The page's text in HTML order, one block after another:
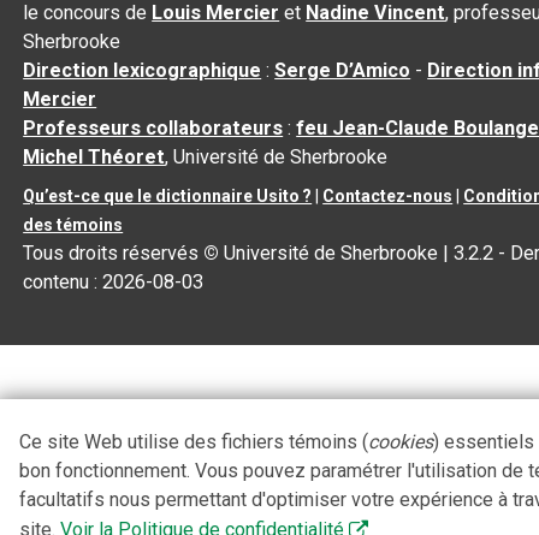
le concours de Louis Mercier et Nadine Vincent,
Sherbrooke
Direction lexicographique :Serge D’Amico - Direction
Mercier
Professeurs collaborateurs :feu Jean-Claude
Michel Théoret, Université de Sherbrooke
Qu’est-ce que le dictionnaire Usito ? Contactez-nous
des témoins
Tous droits réservés © Université de Sherbrooke |3.2.2 -
contenu :2026-08-03
Ce site Web utilise des fichiers témoins (cookies) essentiels
bon fonctionnement. Vous pouvez paramétrer l'utilisation de
facultatifs nous permettant d'optimiser votre expérience à
site. Voir la Politique de confidentialité